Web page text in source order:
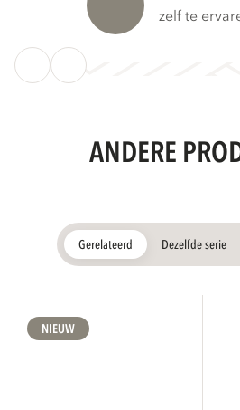
zelf te
ANDERE
Gerelateerd Dezelfde serie
NIEUW